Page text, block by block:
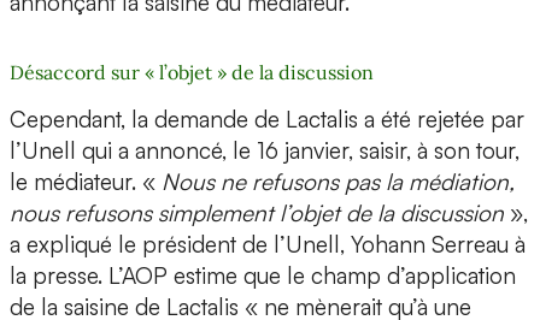
Désaccord sur « l’objet » de la discussion
Cependant, la demande de Lactalis a été rejetée par
l’Unell qui a annoncé, le 16 janvier, saisir, à son tour,
le médiateur. « Nous ne refusons pas la médiation,
nous refusons simplement l’objet de la discussion »,
a expliqué le président de l’Unell, Yohann Serreau à
la presse. L’AOP estime que le champ d’application
de la saisine de Lactalis « ne mènerait qu’à une